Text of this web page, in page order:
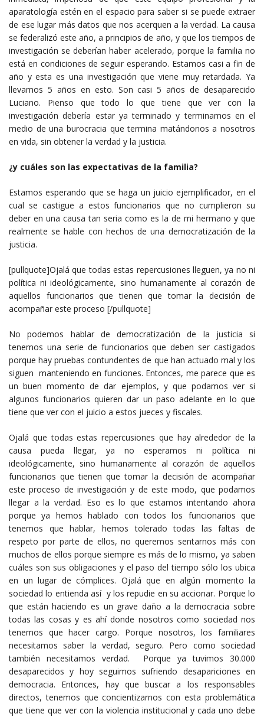
aparatología estén en el espacio para saber si se puede extraer
de ese lugar más datos que nos acerquen a la verdad. La causa
se federalizó este año, a principios de año, y que los tiempos de
investigación se deberían haber acelerado, porque la familia no
está en condiciones de seguir esperando. Estamos casi a fin de
año y esta es una investigación que viene muy retardada. Ya
llevamos 5 años en esto. Son casi 5 años de desaparecido
Luciano. Pienso que todo lo que tiene que ver con la
investigación debería estar ya terminado y terminamos en el
medio de una burocracia que termina matándonos a nosotros
en vida, sin obtener la verdad y la justicia.
¿y cuáles son las expectativas de la familia?
Estamos esperando que se haga un juicio ejemplificador, en el
cual se castigue a estos funcionarios que no cumplieron su
deber en una causa tan seria como es la de mi hermano y que
realmente se hable con hechos de una democratización de la
justicia.
[pullquote]Ojalá que todas estas repercusiones lleguen, ya no ni
política ni ideológicamente, sino humanamente al corazón de
aquellos funcionarios que tienen que tomar la decisión de
acompañar este proceso [/pullquote]
No podemos hablar de democratización de la justicia si
tenemos una serie de funcionarios que deben ser castigados
porque hay pruebas contundentes de que han actuado mal y los
siguen manteniendo en funciones. Entonces, me parece que es
un buen momento de dar ejemplos, y que podamos ver si
algunos funcionarios quieren dar un paso adelante en lo que
tiene que ver con el juicio a estos jueces y fiscales.
Ojalá que todas estas repercusiones que hay alrededor de la
causa pueda llegar, ya no esperamos ni política ni
ideológicamente, sino humanamente al corazón de aquellos
funcionarios que tienen que tomar la decisión de acompañar
este proceso de investigación y de este modo, que podamos
llegar a la verdad. Eso es lo que estamos intentando ahora
porque ya hemos hablado con todos los funcionarios que
tenemos que hablar, hemos tolerado todas las faltas de
respeto por parte de ellos, no queremos sentarnos más con
muchos de ellos porque siempre es más de lo mismo, ya saben
cuáles son sus obligaciones y el paso del tiempo sólo los ubica
en un lugar de cómplices. Ojalá que en algún momento la
sociedad lo entienda así y los repudie en su accionar. Porque lo
que están haciendo es un grave daño a la democracia sobre
todas las cosas y es ahí donde nosotros como sociedad nos
tenemos que hacer cargo. Porque nosotros, los familiares
necesitamos saber la verdad, seguro. Pero como sociedad
también necesitamos verdad. Porque ya tuvimos 30.000
desaparecidos y hoy seguimos sufriendo desapariciones en
democracia. Entonces, hay que buscar a los responsables
directos, tenemos que concientizarnos con esta problemática
que tiene que ver con la violencia institucional y cada uno debe